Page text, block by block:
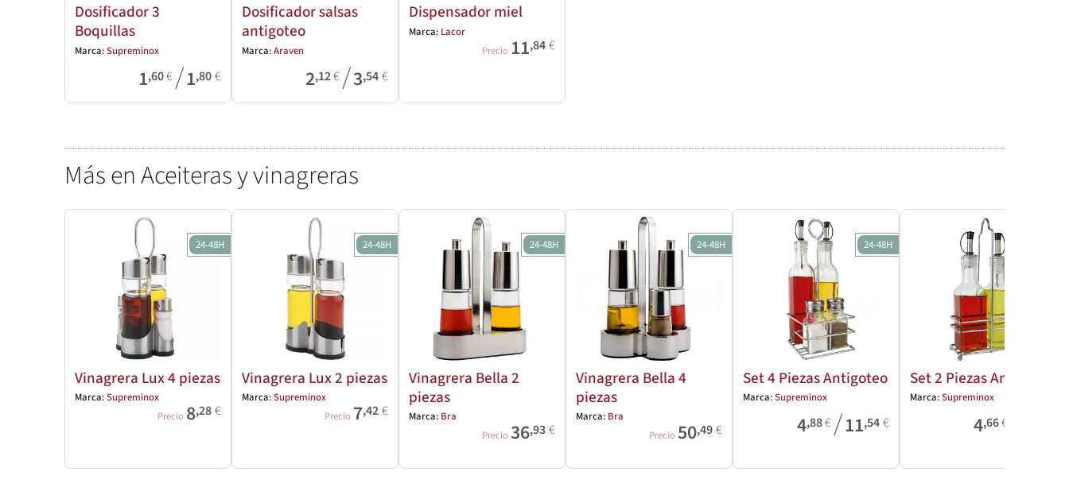
Dosificador 3
Boquillas
Marca:Supreminox
1,60€/1,80€
Dosificador salsas
antigoteo
Marca:Araven
2,12€/3,54€
Dispensador miel
Marca: Lacor
Precio 11,84€
Más en Aceiteras y vinagreras
24-48H
Vinagrera Lux 4 piezas
Marca:Supreminox
Precio 8,28€
24-48H
Vinagrera Lux 2 piezas
Marca:Supreminox
Precio 7,42€
24-48H
Vinagrera Bella 2
piezas
Marca: Bra
Precio 36,93€
24-48H
Vinagrera Bella 4
piezas
Marca: Bra
Precio 50,49€
24-48H
Set 4 Piezas Antigoteo
Marca:Supreminox
4,88€/11,54€
Set 2 Piezas Antigoteo
Marca:Supreminox
4,66€